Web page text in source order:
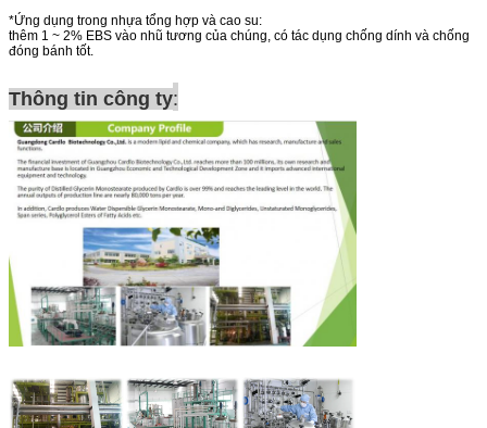
*Ứng dụng trong nhựa tổng hợp và cao su:
thêm 1 ~ 2% EBS vào nhũ tương của chúng, có tác dụng chống dính và chống
đóng bánh tốt.
Thông tin công ty: